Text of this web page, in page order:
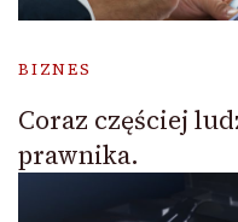
BIZNES
Coraz częściej
prawnika.